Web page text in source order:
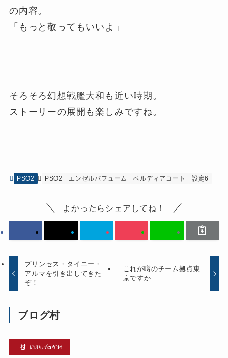
の内容。
「もっと敬ってもいいよ」
そろそろ幻想戦艦大和も近い時期。
ストーリーの展開も楽しみですね。
PSO2 PSO2 エンゼルパフューム ベルディアコート 設定6
よかったらシェアしてね！
プリンセス・タイニー・
アルマを引き出してきた
ぞ！
これが噂のチーム拠点東
京ですか
ブログ村